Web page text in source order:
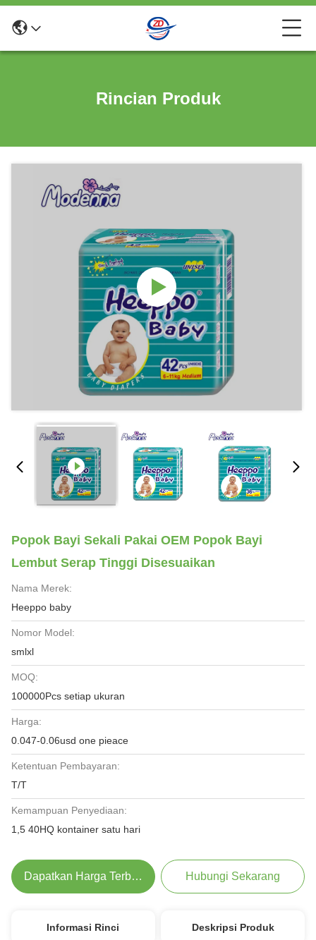
Rincian Produk
Popok Bayi Sekali Pakai OEM Popok Bayi
Lembut Serap Tinggi Disesuaikan
Nama Merek:
Heeppo baby
Nomor Model:
smlxl
MOQ:
100000Pcs setiap ukuran
Harga:
0.047-0.06usd one pieace
Ketentuan Pembayaran:
T/T
Kemampuan Penyediaan:
1,5 40HQ kontainer satu hari
Dapatkan Harga Terbaik Hubungi Sekarang
Informasi Rinci Deskripsi Produk